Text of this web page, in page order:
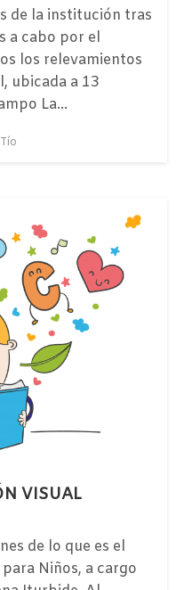
de la institución tras
a cabo por el
los relevamientos
ubicada a 13
La…
VISUAL
de lo que es el
Niños, a cargo